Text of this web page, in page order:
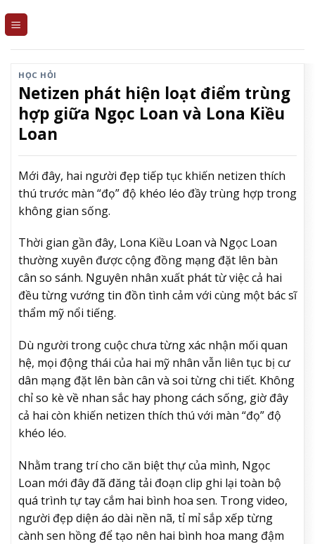
HỌC HỎI
Netizen phát hiện loạt điểm trùng
hợp giữa Ngọc Loan và Lona Kiều
Loan
Mới đây, hai người đẹp tiếp tục khiến netizen thích
thú trước màn “đọ” độ khéo léo đầy trùng hợp trong
không gian sống.
Thời gian gần đây, Lona Kiều Loan và Ngọc Loan
thường xuyên được cộng đồng mạng đặt lên bàn
cân so sánh. Nguyên nhân xuất phát từ việc cả hai
đều từng vướng tin đồn tình cảm với cùng một bác sĩ
thẩm mỹ nổi tiếng.
Dù người trong cuộc chưa từng xác nhận mối quan
hệ, mọi động thái của hai mỹ nhân vẫn liên tục bị cư
dân mạng đặt lên bàn cân và soi từng chi tiết. Không
chỉ so kè về nhan sắc hay phong cách sống, giờ đây
cả hai còn khiến netizen thích thú với màn “đọ” độ
khéo léo.
Nhằm trang trí cho căn biệt thự của mình, Ngọc
Loan mới đây đã đăng tải đoạn clip ghi lại toàn bộ
quá trình tự tay cắm hai bình hoa sen. Trong video,
người đẹp diện áo dài nền nã, tỉ mỉ sắp xếp từng
cành sen hồng để tạo nên hai bình hoa mang đậm